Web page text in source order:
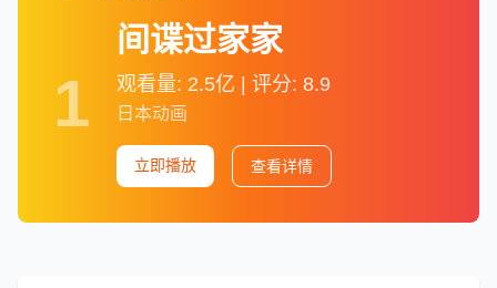
1
间谍过家家
观看量: 2.5亿 | 评分: 8.9
日本动画
立即播放 查看详情